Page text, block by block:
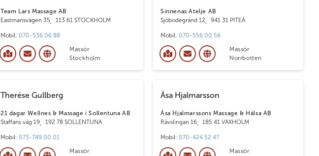
Team Lars Massage AB
Eastmansvägen 35, 113 61 STOCKHOLM
Mobil: 070-536 06 88
Massör
Stockholm
Sinnenas Atelje AB
Sjöbodegränd 12, 941 31 PITEÅ
Mobil: 070-556 00 56
Massör
Norrbotten
Therése Gullberg
21 dagar Wellnes & Massage i Sollentuna AB
Staffans väg 19, 192 78 SOLLENTUNA
Mobil: 073-749 00 01
Massör
Åsa Hjalmarsson
Åsa Hjalmarssons Massage & Hälsa AB
Rävslingan 16, 185 41 VAXHOLM
Mobil: 070-424 52 47
Massör